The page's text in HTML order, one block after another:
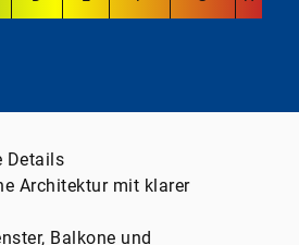
Details
Architektur mit klarer
Balkone und